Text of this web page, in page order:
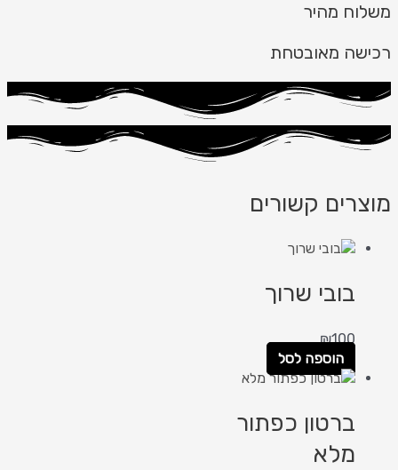
מהיר
מאובטחת
קשורים
בובי שרוך
הוספה לסל
ברטון כפתור
מלא